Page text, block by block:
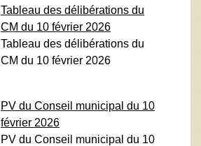
Tableau des délibérations du
CM du 10 février 2026
Tableau des délibérations du
CM du 10 février 2026
PV du Conseil municipal du 10
février 2026
PV du Conseil municipal du 10